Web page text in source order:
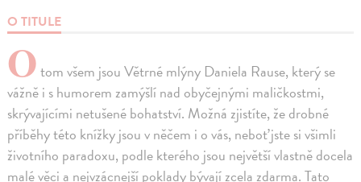
O TITULE
Otom všem jsou Větrné mlýny Daniela Rause, který se
vážně i s humorem zamýšlí nad obyčejnými maličkostmi,
skrývajícími netušené bohatství. Možná zjistíte, že drobné
příběhy této knížky jsou v něčem i o vás, neboť jste si všimli
životního paradoxu, podle kterého jsou největší vlastně docela
malé věci a nejvzácnejší poklady bývají zcela zdarma. Tato